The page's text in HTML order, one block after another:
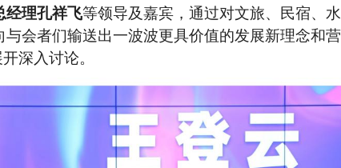
经理孔祥飞等领导及嘉宾，通过对文旅、民宿、
会者们输送出一波波更具价值的发展新理念和
深入讨论。